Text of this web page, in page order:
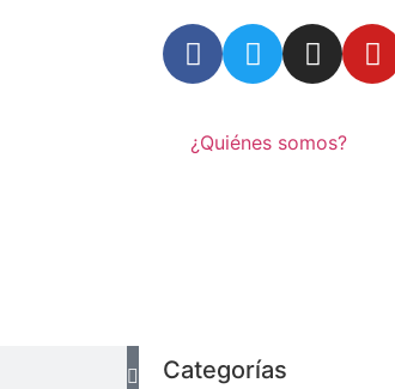
¿Quiénes somos?
Categorías